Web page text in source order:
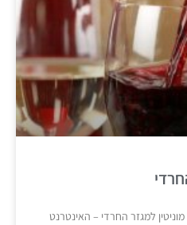
מוניטין למגזר החרדי – האינטרנט